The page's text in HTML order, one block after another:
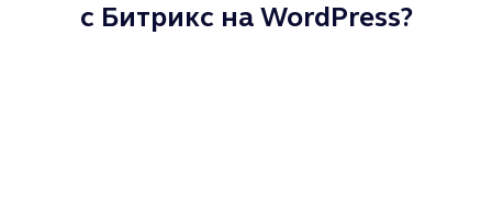
с Битрикс на WordPress?